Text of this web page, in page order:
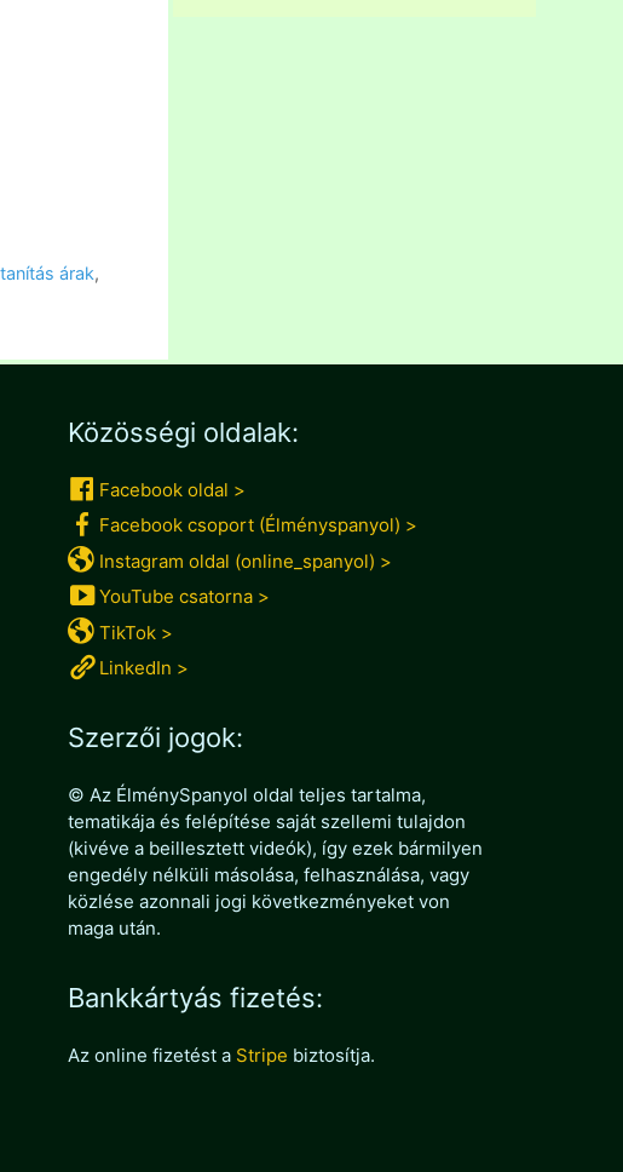
árak,
Közösségi oldalak:
Facebook oldal >
Facebook csoport (Élményspanyol) >
Instagram oldal (online_spanyol) >
YouTube csatorna >
TikTok >
LinkedIn >
Szerzői jogok:
© Az ÉlménySpanyol oldal teljes tartalma,
tematikája és felépítése saját szellemi tulajdon
(kivéve a beillesztett videók), így ezek bármilyen
engedély nélküli másolása, felhasználása, vagy
közlése azonnali jogi következményeket von
maga után.
Bankkártyás fizetés:
Az online fizetést a Stripe biztosítja.